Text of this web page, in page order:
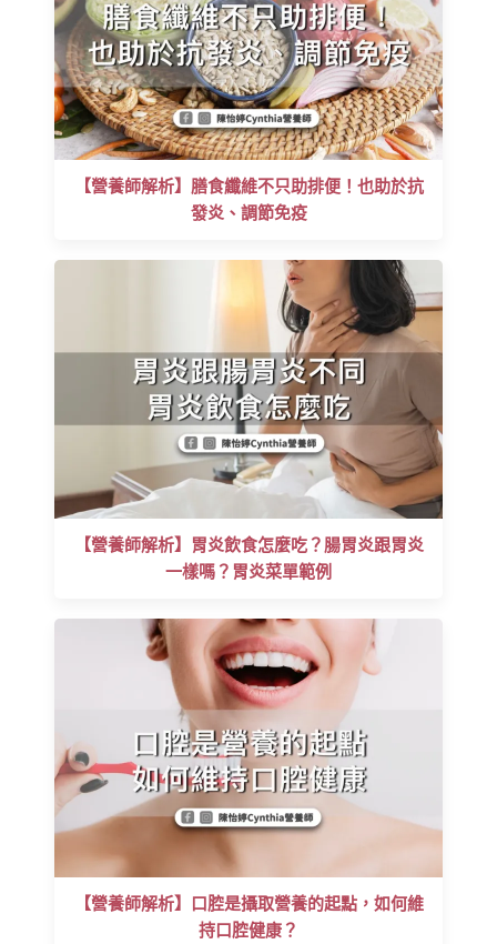
【營養師解析】膳食纖維不只助排便！也助於抗
發炎、調節免疫
【營養師解析】胃炎飲食怎麼吃？腸胃炎跟胃炎
一樣嗎？胃炎菜單範例
【營養師解析】口腔是攝取營養的起點，如何維
持口腔健康？